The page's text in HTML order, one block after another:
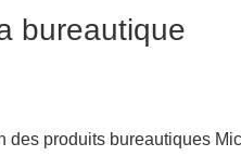
bureautique
des produits bureautiques